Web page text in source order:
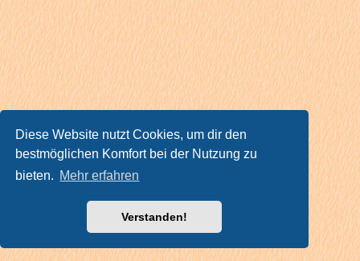
Diese Website nutzt Cookies, um dir den
bestmöglichen Komfort bei der Nutzung zu
bieten. Mehr erfahren
Verstanden!